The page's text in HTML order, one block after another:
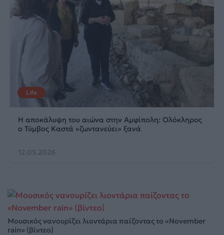
Life
Η αποκάλυψη του αιώνα στην Αμφίπολη: Ολόκληρος
ο Τύμβος Καστά «ζωντανεύει» ξανά
12.05.2026
Μουσικός νανουρίζει λιοντάρια παίζοντας το «November
rain» (βίντεο)